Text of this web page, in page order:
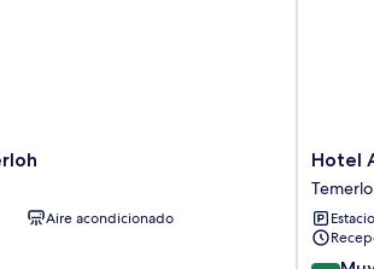
Aire acondicionado
Hotel
Apsara
Hotel